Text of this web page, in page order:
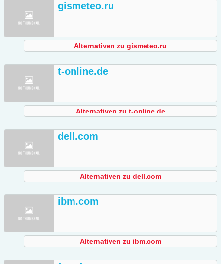
gismeteo.ru
Alternativen zu gismeteo.ru
t-online.de
Alternativen zu t-online.de
dell.com
Alternativen zu dell.com
ibm.com
Alternativen zu ibm.com